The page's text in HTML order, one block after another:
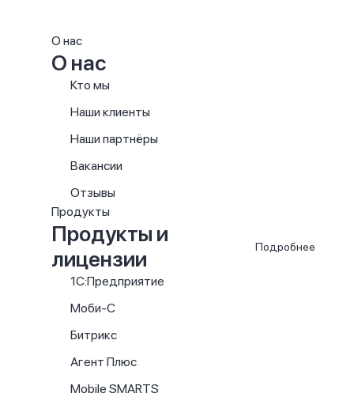
О нас
О нас
Кто мы
Наши клиенты
Наши партнёры
Вакансии
Отзывы
Продукты
Продукты и
лицензии
Подробнее
1С:Предприятие
Моби-С
Битрикс
Агент Плюс
Mobile SMARTS